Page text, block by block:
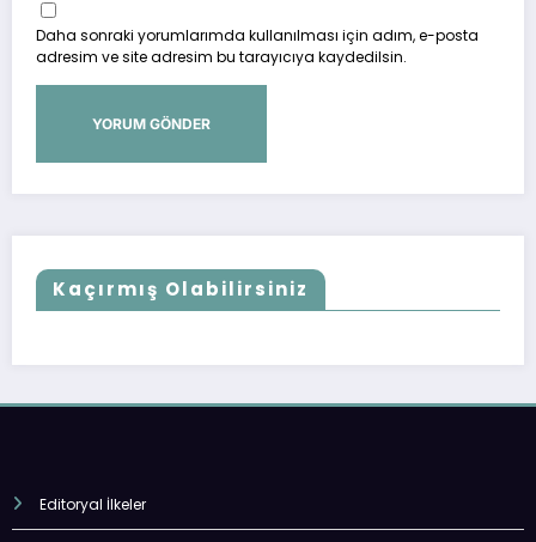
Daha sonraki yorumlarımda kullanılması için adım, e-posta
adresim ve site adresim bu tarayıcıya kaydedilsin.
Kaçırmış Olabilirsiniz
Editoryal İlkeler